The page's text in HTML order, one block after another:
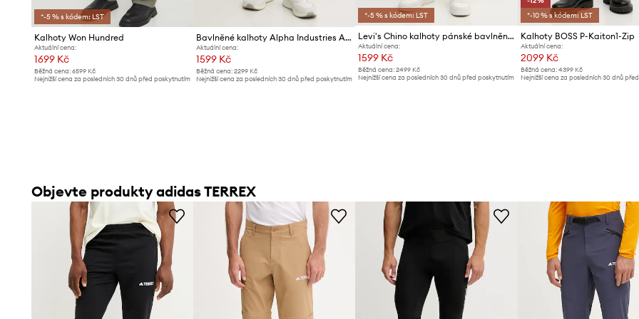
*-5 % s kódem: LST
Kalhoty Won Hundred
Aktuální cena:
1699 Kč
Běžná cena: 6599 Kč
Nejnižší cena za posledních 30 dnů před poskytnutím
Bavlněné kalhoty Alpha Industries Airman Pant
Aktuální cena:
1599 Kč
Běžná cena:2299 Kč
Nejnižší cena za posledních 30 dnů před poskytnutím
*-5 % s kódem: LST
Levi's Chino kalhoty pánské bavlněné
Aktuální cena:
1599 Kč
Běžná cena: 2499 Kč
Nejnižší cena za posledních 30 dnů před poskytnutím
*-10 % s kódem: LST
Kalhoty BOSS P-Kaiton1-Zip
Aktuální cena:
2099 Kč
Běžná cena: 4399 Kč
Nejnižší cena za posledních 30 dnů
Objevte produkty adidas TERREX